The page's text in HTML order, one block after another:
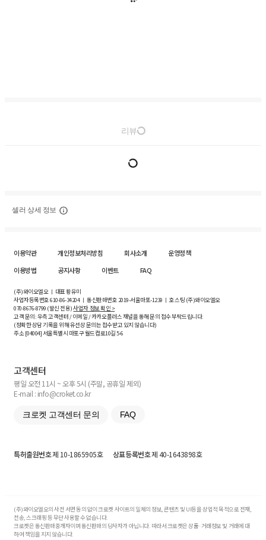
리뷰
셀러 상세 정보
이용약관 개인정보처리방침 회사소개
운영정책
이용방법
공지사항 이벤트 FAQ
(주)와이오엘오 ㅣ 대표 황유미
사업자등록번호610-86-34204ㅣ 통신판매번호 2019-서울마포-1239 ㅣ 호스팅 (주)와이오엘오
070-8676-8799 (발신 전용)사업자 정보 확인 >
고객 문의: 우측 고객센터 / 이메일 / 카카오플러스 채널을 통해 문의 접수 부탁드립니다.
(정확한 상담 기록을 위해 유선상 문의는 접수받고 있지 않습니다)
주소 [04004] 서울특별시 마포구 월드컵로10길5-6
고객센터
평일 오전 11시 ~ 오후 5시 (주말, 공휴일 제외)
E-mail : info@croket.co.kr
크로켓 고객센터 문의 FAQ
특허출원번호제 10-1865905호 상표등록번호제 40-1643898호
(주)와이오엘오의 사전 서면 동의 없이 크로켓 사이트의 일체의 정보, 콘텐츠 및 UI등을 상업적 목적으로 전재,
전송, 스크래핑 등 무단 사용할 수 없습니다.
크로켓은 통신판매중개자이며 통신판매의 당사자가 아닙니다. 따라서 크로켓은 상품·거래정보 및 거래에 대
하여 책임을 지지 않습니다.